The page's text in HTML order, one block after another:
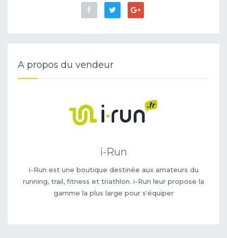
A propos du vendeur
i-Run
i-Run est une boutique destinée aux amateurs du
running, trail, fitness et triathlon. i-Run leur propose la
gamme la plus large pour s'équiper